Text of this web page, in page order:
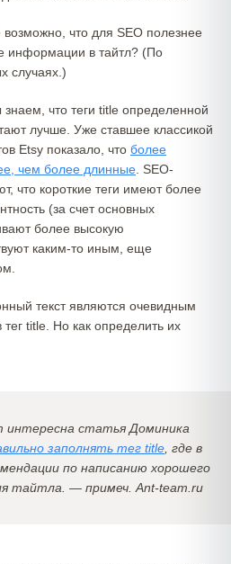
что для SEO полезнее
информации в тайтл? (По
случаях.)
что теги title определенной
лучше. Уже ставшее классикой
Etsy показало, что более
чем более длинные . SEO-
что короткие теги имеют более
(за счет основных
более высокую
каким-то иным, еще
текст являются очевидным
title. Но как определить их
интересна статья Доминика
заполнять тег title , где в
по написанию хорошего
тайтла. — примеч. Ant-team.ru